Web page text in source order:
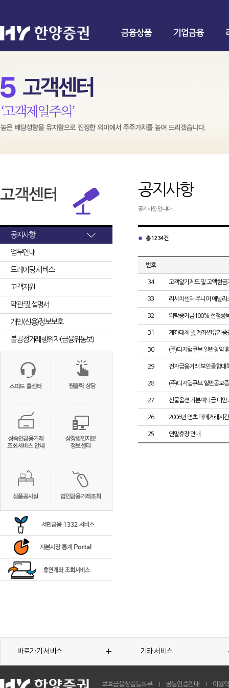
금융상품 기업금융
공지사항
업무안내
트레이딩 서비스
고객지원
약관 및 설명서
개인(신용)정보보호
불공정거래행위자(금융위통보)
공지사항
공지사항 입니다.
총 1234건
번호
34 고객알기제도 및 고액현금
33 리서치센터 주니어 애널리
32 위탁증거금100% 선정종
31 계좌대체 및 계좌별유가증
30 (주)디지털큐브 일반청약
29 전자금융거래 보안종합대
28 (주)디지털큐브 일반공모
27 선물옵션 기본예탁금 미
26 2006년 연초 매매거래시
25 연말휴장 안내
바로가기 서비스 기타 서비스
보호금융상품등록부 공동인증안내 이용